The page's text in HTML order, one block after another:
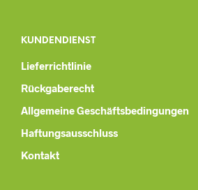
KUNDENDIENST
Lieferrichtlinie
Rückgaberecht
Allgemeine Geschäftsbedingungen
Haftungsausschluss
Kontakt